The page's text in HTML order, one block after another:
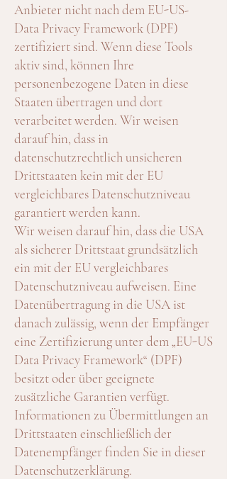
Anbieter nicht nach dem EU-US-
Data Privacy Framework (DPF)
zertifiziert sind. Wenn diese Tools
aktiv sind, können Ihre
personenbezogene Daten in diese
Staaten übertragen und dort
verarbeitet werden. Wir weisen
darauf hin, dass in
datenschutzrechtlich unsicheren
Drittstaaten kein mit der EU
vergleichbares Datenschutzniveau
garantiert werden kann.
Wir weisen darauf hin, dass die USA
als sicherer Drittstaat grundsätzlich
ein mit der EU vergleichbares
Datenschutzniveau aufweisen. Eine
Datenübertragung in die USA ist
danach zulässig, wenn der Empfänger
eine Zertifizierung unter dem „EU-US
Data Privacy Framework“ (DPF)
besitzt oder über geeignete
zusätzliche Garantien verfügt.
Informationen zu Übermittlungen an
Drittstaaten einschließlich der
Datenempfänger finden Sie in dieser
Datenschutzerklärung.